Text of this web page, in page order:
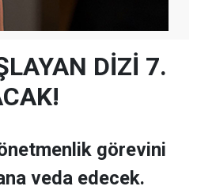
DİZİ 7.
görevini
veda edecek.